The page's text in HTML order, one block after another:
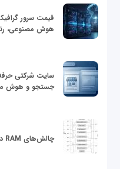
هوش مصنوعی،
سایت شرکتی
جستجو و هوش
چالش‌های RAM در Workloadهای محاسباتی HPC